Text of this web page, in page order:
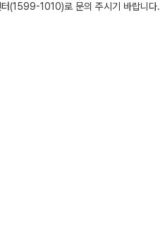
(1599-1010)로 문의 주시기 바랍니다.